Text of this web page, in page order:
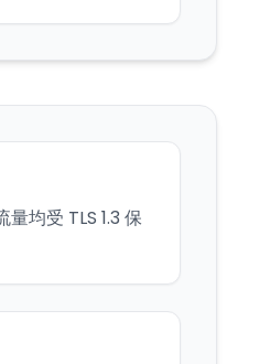
均受 TLS 1.3 保